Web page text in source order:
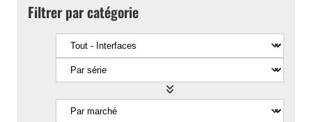
Filtrer par catégorie